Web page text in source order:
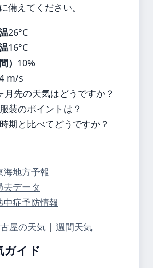
備えてください。
26°C
16°C
） 10%
m/s
月先の天気はどうですか？
装のポイントは？
期と比べてどうですか？
海地方予報
データ
中症予防情報
屋の天気 | 週間天気
ガイド